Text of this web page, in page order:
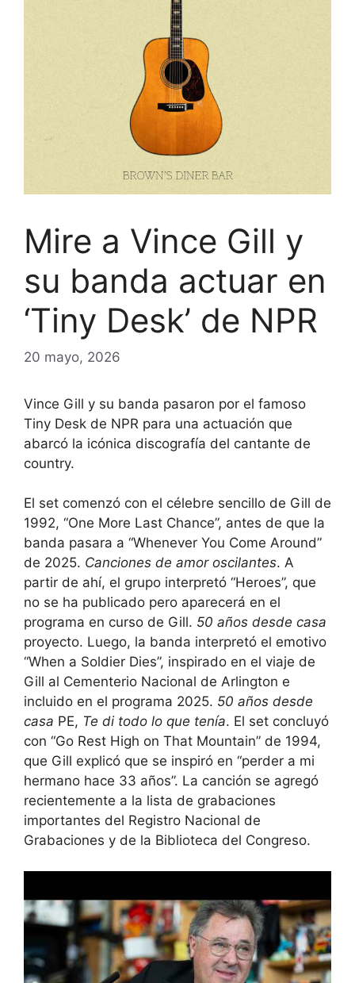
Mire a Vince Gill y
su banda actuar en
‘Tiny Desk’ de NPR
20 mayo, 2026
Vince Gill y su banda pasaron por el famoso
Tiny Desk de NPR para una actuación que
abarcó la icónica discografía del cantante de
country.
El set comenzó con el célebre sencillo de Gill de
1992, “One More Last Chance”, antes de que la
banda pasara a “Whenever You Come Around”
de 2025. Canciones de amor oscilantes. A
partir de ahí, el grupo interpretó “Heroes”, que
no se ha publicado pero aparecerá en el
programa en curso de Gill. 50 años desde casa
proyecto. Luego, la banda interpretó el emotivo
“When a Soldier Dies”, inspirado en el viaje de
Gill al Cementerio Nacional de Arlington e
incluido en el programa 2025. 50 años desde
casa PE, Te di todo lo que tenía. El set concluyó
con “Go Rest High on That Mountain” de 1994,
que Gill explicó que se inspiró en “perder a mi
hermano hace 33 años”. La canción se agregó
recientemente a la lista de grabaciones
importantes del Registro Nacional de
Grabaciones y de la Biblioteca del Congreso.